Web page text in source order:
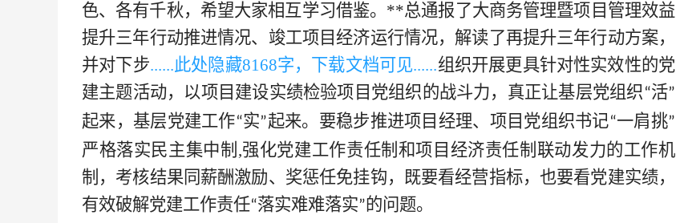
色、各有千秋，希望大家相互学习借鉴。 **总通报了大商务管理暨项目管理效益
提升三年行动推进情况、竣工项目经济运行情况，解读了再提升三年行动方案，
并对下步......此处隐藏8168字，下载文档可见......组织开展更具针对性实效性的党
建主题活动，以项目建设实绩检验项目党组织的战斗力，真正让基层党组织“活”
起来，基层党建工作“实”起来。要稳步推进项目经理、项目党组织书记“一肩挑”
严格落实民主集中制,强化党建工作责任制和项目经济责任制联动发力的工作机
制，考核结果同薪酬激励、奖惩任免挂钩，既要看经营指标，也要看党建实绩，
有效破解党建工作责任“落实难难落实”的问题。